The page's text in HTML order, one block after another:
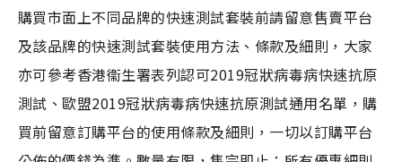
購買市面上不同品牌的快速測試套裝前請留意售賣平台
及該品牌的快速測試套裝使用方法、條款及細則，大家
亦可參考香港衞生署表列認可2019冠狀病毒病快速抗原
測試、歐盟2019冠狀病毒病快速抗原測試通用名單，購
買前留意訂購平台的使用條款及細則，一切以訂購平台